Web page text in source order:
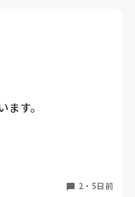
す。
立されていません。
返答がなくどのよ
ま4ヶ月が過ぎてし
2 ・ 5日前